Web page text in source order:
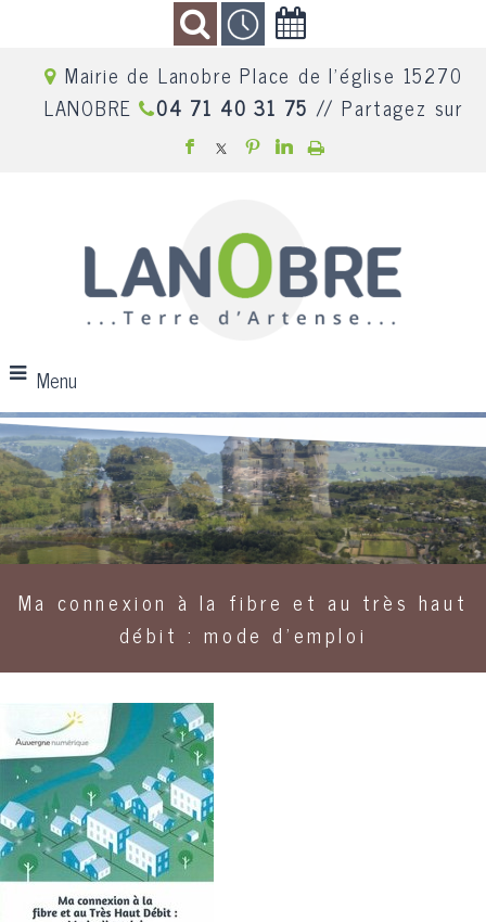
Mairie de Lanobre Place de l'église 15270
LANOBRE 04 71 40 31 75 // Partagez sur
Menu
Ma connexion à la fibre et au très haut
débit : mode d'emploi